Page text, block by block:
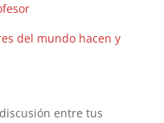
del mundo hacen y
entre tus